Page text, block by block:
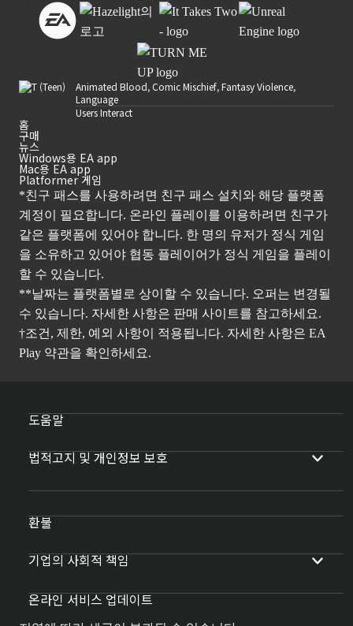
Animated Blood, Comic Mischief, Fantasy Violence,
Language
Users Interact
홈
구매
뉴스
Windows용 EA app
Mac용 EA app
Platformer 게임
*친구 패스를 사용하려면 친구 패스 설치와 해당 플랫폼
계정이 필요합니다. 온라인 플레이를 이용하려면 친구가
같은 플랫폼에 있어야 합니다. 한 명의 유저가 정식 게임
을 소유하고 있어야 협동 플레이어가 정식 게임을 플레이
할 수 있습니다.
**날짜는 플랫폼별로 상이할 수 있습니다. 오퍼는 변경될
수 있습니다. 자세한 사항은 판매 사이트를 참고하세요.
†조건, 제한, 예외 사항이 적용됩니다. 자세한 사항은 EA
Play 약관을 확인하세요.
도움말
법적고지 및 개인정보 보호
환불
기업의 사회적 책임
온라인 서비스 업데이트